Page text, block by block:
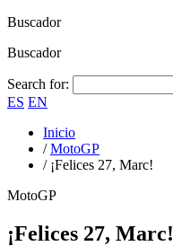
Buscador
Buscador
Search for:
ES EN
Inicio
/MotoGP
/ ¡Felices 27, Marc!
MotoGP
¡Felices 27, Marc!